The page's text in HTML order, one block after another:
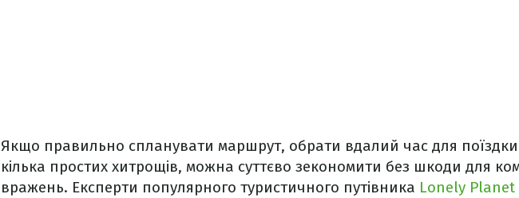
Якщо правильно спланувати маршрут, обрати вдалий час для поїздки
кілька простих хитрощів, можна суттєво зекономити без шкоди для
вражень. Експерти популярного туристичного путівника Lonely Planet